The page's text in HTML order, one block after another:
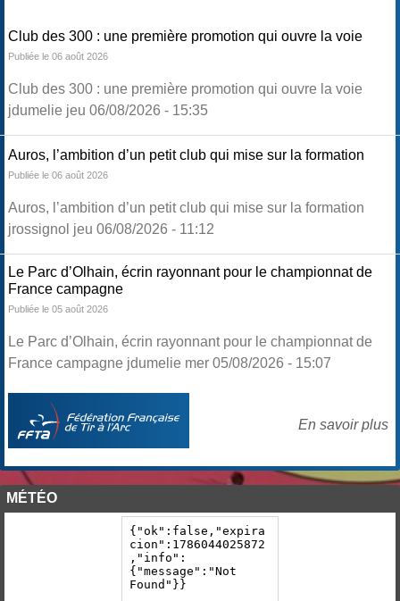
Club des 300 : une première promotion qui ouvre la voie
Publiée le 06 août 2026
Club des 300 : une première promotion qui ouvre la voie
jdumelie jeu 06/08/2026 - 15:35
Auros, l’ambition d’un petit club qui mise sur la formation
Publiée le 06 août 2026
Auros, l’ambition d’un petit club qui mise sur la formation
jrossignol jeu 06/08/2026 - 11:12
Le Parc d’Olhain, écrin rayonnant pour le championnat de
France campagne
Publiée le 05 août 2026
Le Parc d’Olhain, écrin rayonnant pour le championnat de
France campagne jdumelie mer 05/08/2026 - 15:07
En savoir plus
MÉTÉO